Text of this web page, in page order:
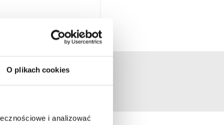
O plikach cookies
i analizować